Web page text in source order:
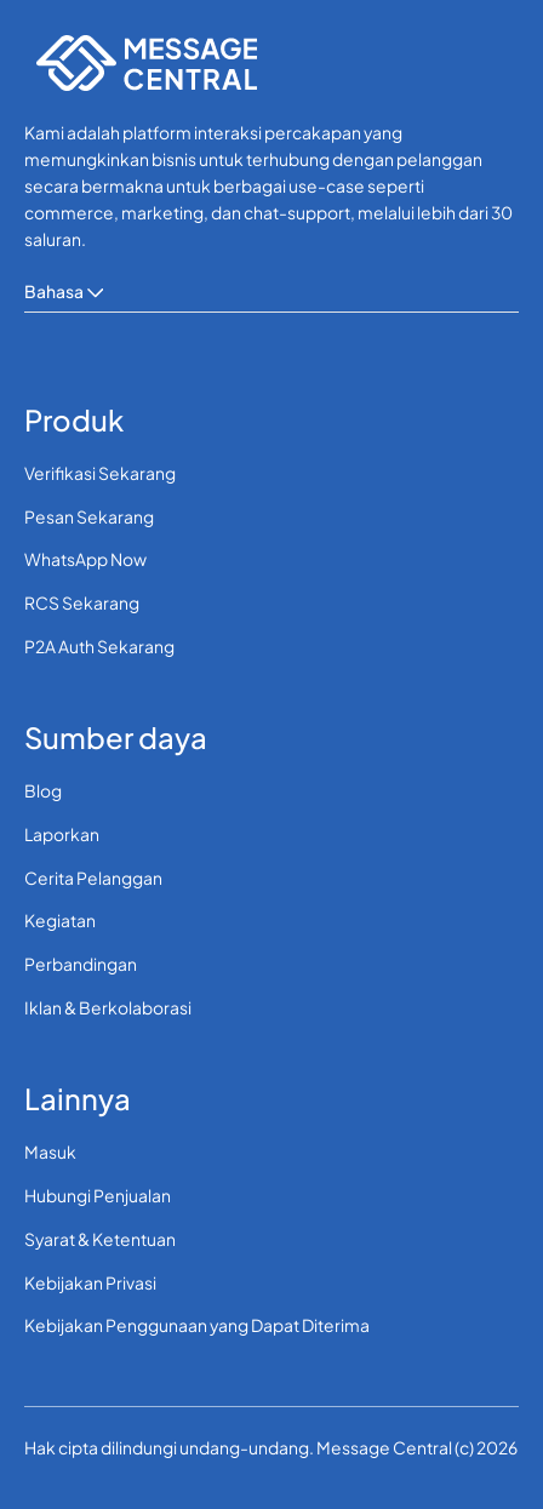
Kami adalah platform interaksi percakapan yang
memungkinkan bisnis untuk terhubung dengan pelanggan
secara bermakna untuk berbagai use-case seperti
commerce, marketing, dan chat-support, melalui lebih dari 30
saluran.
Bahasa
Produk
Verifikasi Sekarang
Pesan Sekarang
WhatsApp Now
RCS Sekarang
P2A Auth Sekarang
Sumber daya
Blog
Laporkan
Cerita Pelanggan
Kegiatan
Perbandingan
Iklan & Berkolaborasi
Lainnya
Masuk
Hubungi Penjualan
Syarat & Ketentuan
Kebijakan Privasi
Kebijakan Penggunaan yang Dapat Diterima
Hak cipta dilindungi undang-undang. Message Central (c) 2026